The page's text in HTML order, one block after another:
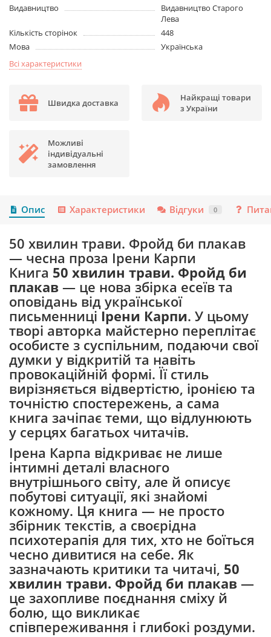
Видавництво
Видавництво Старого
Лева
Кількість сторінок
448
Мова
Українська
Всі характеристики
Швидка доставка
Найкращі товари
з України
Можливі
індивідуальні
замовлення
Опис Характеристики Відгуки 0
50 хвилин трави. Фройд би плакав
— чесна проза Ірени Карпи
Книга 50 хвилин трави. Фройд би
плакав— це нова збірка есеїв та
оповідань від української
письменниці Ірени Карпи. У цьому
творі авторка майстерно переплітає
особисте з суспільним, подаючи свої
думки у відкритій та навіть
провокаційній формі. Її стиль
вирізняється відвертістю, іронією та
точністю спостережень, а сама
книга зачіпає теми, що відлунюють
у серцях багатьох читачів.
Ірена Карпа відкриває не лише
інтимні деталі власного
внутрішнього світу, але й описує
побутові ситуації, які знайомі
кожному. Ця книга — не просто
збірник текстів, а своєрідна
психотерапія для тих, хто не боїться
чесно дивитися на себе. Як
зазначають критики та читачі, 50
хвилин трави. Фройд би плакав—
це захопливе поєднання сміху й
болю, що викликає
співпереживання і глибокі роздуми.